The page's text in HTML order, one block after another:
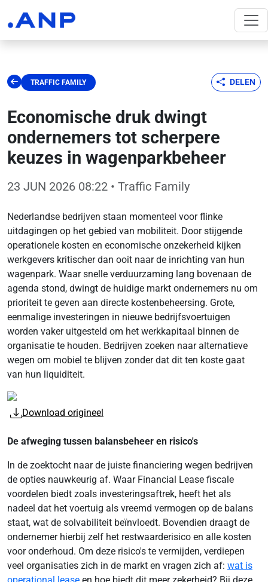
TRAFFIC FAMILY DELEN
Economische druk dwingt
ondernemers tot scherpere
keuzes in wagenparkbeheer
23 JUN 2026 08:22 • Traffic Family
Nederlandse bedrijven staan momenteel voor flinke
uitdagingen op het gebied van mobiliteit. Door stijgende
operationele kosten en economische onzekerheid kijken
werkgevers kritischer dan ooit naar de inrichting van hun
wagenpark. Waar snelle verduurzaming lang bovenaan de
agenda stond, dwingt de huidige markt ondernemers nu om
prioriteit te geven aan directe kostenbeheersing. Grote,
eenmalige investeringen in nieuwe bedrijfsvoertuigen
worden vaker uitgesteld om het werkkapitaal binnen de
organisatie te houden. Bedrijven zoeken naar alternatieve
wegen om mobiel te blijven zonder dat dit ten koste gaat
van hun liquiditeit.
Download origineel
De afweging tussen balansbeheer en risico's
In de zoektocht naar de juiste financiering wegen bedrijven
de opties nauwkeurig af. Waar Financial Lease fiscale
voordelen biedt zoals investeringsaftrek, heeft het als
nadeel dat het voertuig als vreemd vermogen op de balans
staat, wat de solvabiliteit beïnvloedt. Bovendien draagt de
ondernemer hierbij zelf het restwaarderisico en alle kosten
voor onderhoud. Om deze risico's te vermijden, verdiepen
veel organisaties zich in de markt en vragen zich af: wat is